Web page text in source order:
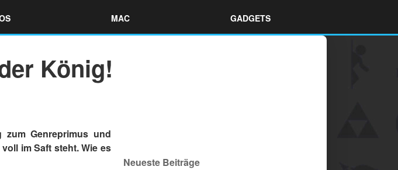
MAC GADGETS
König!
zum Genreprimus und
im Saft steht. Wie es
Neueste Beiträge